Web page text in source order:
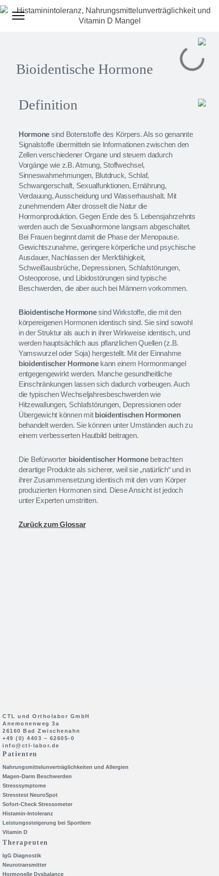
Bioidentische Hormone
Definition
Hormone sind Botenstoffe des Körpers. Als so genannte
Signalstoffe übermitteln sie Informationen zwischen den
Zellen verschiedener Organe und steuern dadurch
Vorgänge wie z.B. Atmung, Stoffwechsel,
Sinneswahrnehmungen, Blutdruck, Schlaf,
Schwangerschaft, Sexualfunktionen, Ernährung,
Verdauung, Ausscheidung und Wasserhaushalt. Mit
zunehmendem Alter drosselt die Natur die
Hormonproduktion. Gegen Ende des 5. Lebensjahrzehnts
werden auch die Sexualhormone langsam abgeschaltet.
Bei Frauen beginnt damit die Phase der Menopause.
Gewichtszunahme, geringere körperliche und psychische
Ausdauer, Nachlassen der Merkfähigkeit,
Schweißausbrüche, Depressionen, Schlafstörungen,
Osteoporose, und Libidostörungen sind typische
Beschwerden, die aber auch bei Männern vorkommen.
Bioidentische Hormonesind Wirkstoffe, die mit den
körpereigenen Hormonen identisch sind. Sie sind sowohl
in der Struktur als auch in ihrer Wirkweise identisch, und
werden hauptsächlich aus pflanzlichen Quellen (z.B.
Yamswurzel oder Soja) hergestellt. Mit der Einnahme
bioidentischer Hormonekann einem Hormonmangel
entgegengewirkt werden. Manche gesundheitliche
Einschränkungen lassen sich dadurch vorbeugen. Auch
die typischen Wechseljahresbeschwerden wie
Hitzewallungen, Schlafstörungen, Depressionen oder
Übergewicht können mit bioidentischen Hormonen
behandelt werden. Sie können unter Umständen auch zu
einem verbesserten Hautbild beitragen.
Die Befürworter bioidentischer Hormonebetrachten
derartige Produkte als sicherer, weil sie „natürlich“ und in
ihrer Zusammensetzung identisch mit den vom Körper
produzierten Hormonen sind. Diese Ansicht ist jedoch
unter Experten umstritten.
Zurück zum Glossar
CTL und Ortholabor GmbH
Anemonenweg 3a
26160 Bad Zwischenahn
+49 (0) 4403 – 62605-0
info@ctl-labor.de
Patienten
Nahrungsmittelunverträglichkeiten und Allergien
Magen-Darm Beschwerden
Stresssymptome
Stresstest NeuroSpot
Sofort-Check Stressometer
Histamin-Intoleranz
Leistungssteigerung bei Sportlern
Vitamin D
Therapeuten
IgG Diagnostik
Neurotransmitter
Hormonelle Dysbalance